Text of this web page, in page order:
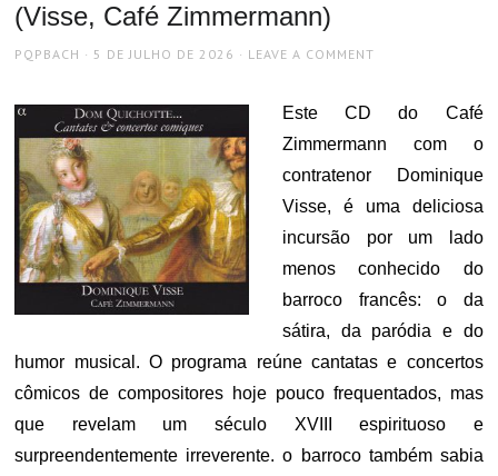
(Visse, Café Zimmermann)
AUTHOR
PQPBACH
POSTED
5 DE JULHO DE 2026 LEAVE A COMMENT
Este CD do Café
Zimmermann com o
contratenor
Dominique
Visse, é uma deliciosa
incursão por um lado
menos conhecido do
barroco francês: o da
sátira, da paródia e do
humor musical. O programa reúne cantatas e concertos
cômicos de compositores hoje pouco frequentados, mas
que revelam um século XVIII espirituoso e
surpreendentemente irreverente. o barroco também sabia